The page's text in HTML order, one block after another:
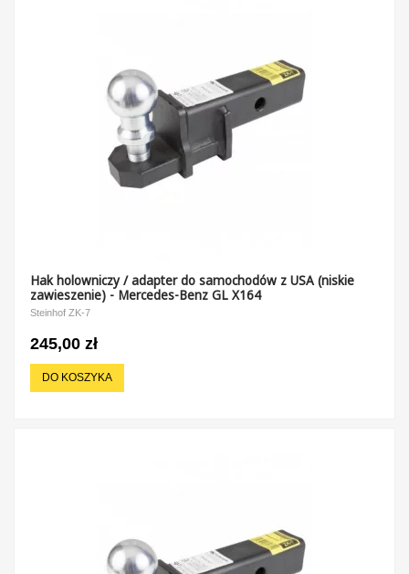
Hak holowniczy / adapter do samochodów z USA (niskie
zawieszenie) - Mercedes-Benz GL X164
Steinhof ZK-7
245,00 zł
DO KOSZYKA